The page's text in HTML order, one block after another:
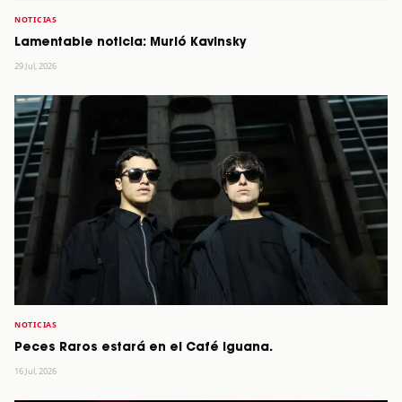
NOTICIAS
Lamentable noticia: Murió Kavinsky
29 Jul, 2026
NOTICIAS
Peces Raros estará en el Café Iguana.
16 Jul, 2026